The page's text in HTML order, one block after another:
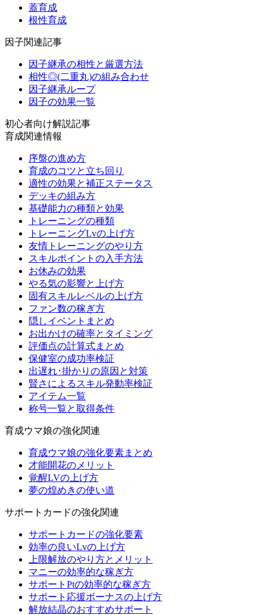
蓋育成
根性育成
因子関連記事
因子継承の相性と厳選方法
相性◎(二重丸)の組み合わせ
因子継承ループ
因子の効果一覧
初心者向け解説記事
育成関連情報
序盤の進め方
育成のコツと立ち回り
適性の効果と補正ステータス
デッキの組み方
基礎能力の種類と効果
トレーニングの種類
トレーニングLvの上げ方
友情トレーニングのやり方
スキルポイントの入手方法
お休みの効果
やる気の影響と上げ方
固有スキルレベルの上げ方
ファン数の稼ぎ方
隠しイベントまとめ
お出かけの確率とタイミング
評価点の計算式まとめ
保健室の成功率検証
出遅れ･掛かりの原因と対策
賢さによるスキル発動率検証
アイテム一覧
称号一覧と取得条件
育成ウマ娘の強化関連
育成ウマ娘の強化要素まとめ
才能開花のメリット
覚醒LVの上げ方
夢の煌めきの使い道
サポートカードの強化関連
サポートカードの強化要素
効率の良いLvの上げ方
上限解放のやり方とメリット
マニーの効率的な稼ぎ方
サポートPtの効率的な稼ぎ方
サポート応援ボーナスの上げ方
解放結晶のおすすめサポート